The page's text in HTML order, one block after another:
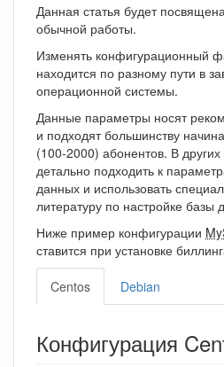
Данная статья будет
обычной работы.
Изменять конфигурационный
находится по разному пути в
операционной системы.
Данные параметры носят
и подходят большинству
(100-2000) абонентов. В
детально подходить к
данных и использовать
литературу по настройке базы
Ниже пример конфигурации
ставится при установке
Centos Debian
Конфигурация